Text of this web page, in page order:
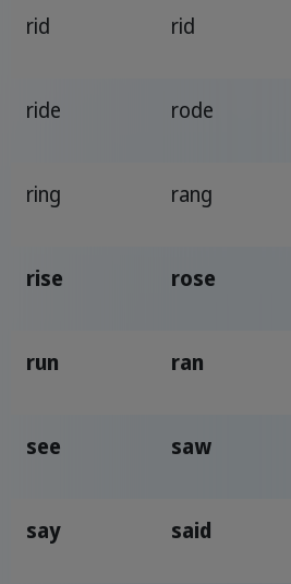
rid rid
ride rode
ring rang
rise rose
run ran
see saw
say said